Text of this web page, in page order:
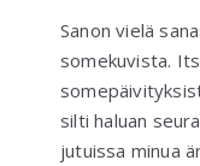
Sanon vielä
somekuvista.
silti haluan
jutuissa minua